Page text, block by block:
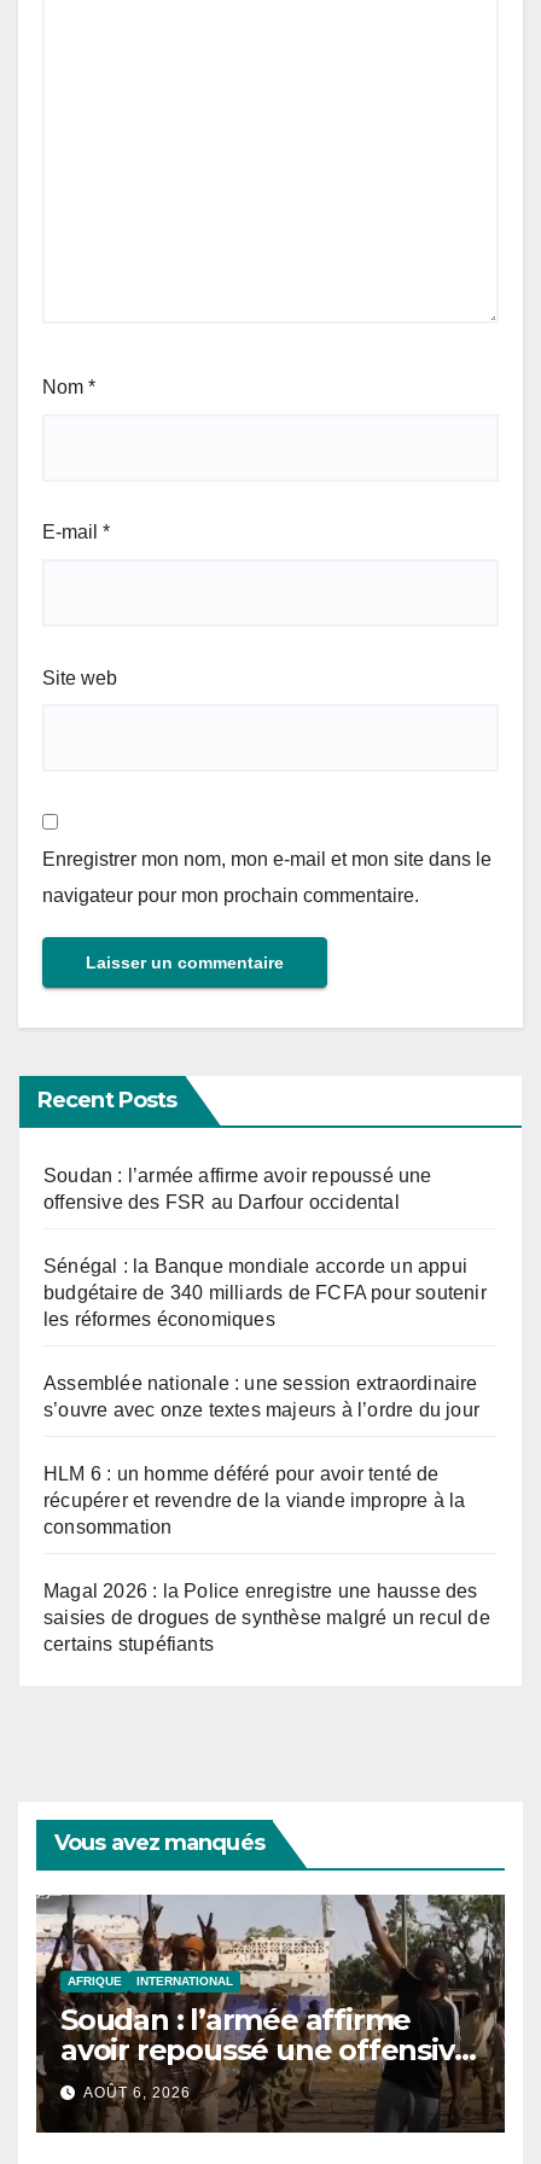
Nom *
E-mail *
Site web
Enregistrer mon nom, mon e-mail et mon site dans le
navigateur pour mon prochain commentaire.
Recent Posts
Soudan : l’armée affirme avoir repoussé une
offensive des FSR au Darfour occidental
Sénégal : la Banque mondiale accorde un appui
budgétaire de 340 milliards de FCFA pour soutenir
les réformes économiques
Assemblée nationale : une session extraordinaire
s’ouvre avec onze textes majeurs à l’ordre du jour
HLM 6 : un homme déféré pour avoir tenté de
récupérer et revendre de la viande impropre à la
consommation
Magal 2026 : la Police enregistre une hausse des
saisies de drogues de synthèse malgré un recul de
certains stupéfiants
Vous avez manqués
AFRIQUE INTERNATIONAL
Soudan : l’armée affirme
avoir repoussé une offensive
des FSR au Darfour
occidental
AOÛT 6, 2026